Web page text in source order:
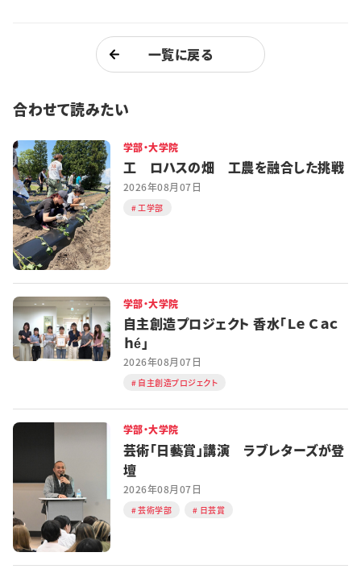
学生記者募集 お問い合わせ
一覧に戻る
合わせて読みたい
学部・大学院
工 ロハスの畑 工農を融合した挑戦
2026年08月07日
工学部
学部・大学院
自主創造プロジェクト 香水「Ｌｅ Ｃａｃ
ｈé」
2026年08月07日
自主創造プロジェクト
学部・大学院
芸術「日藝賞」講演 ラブレターズが登
壇
2026年08月07日
芸術学部 日芸賞